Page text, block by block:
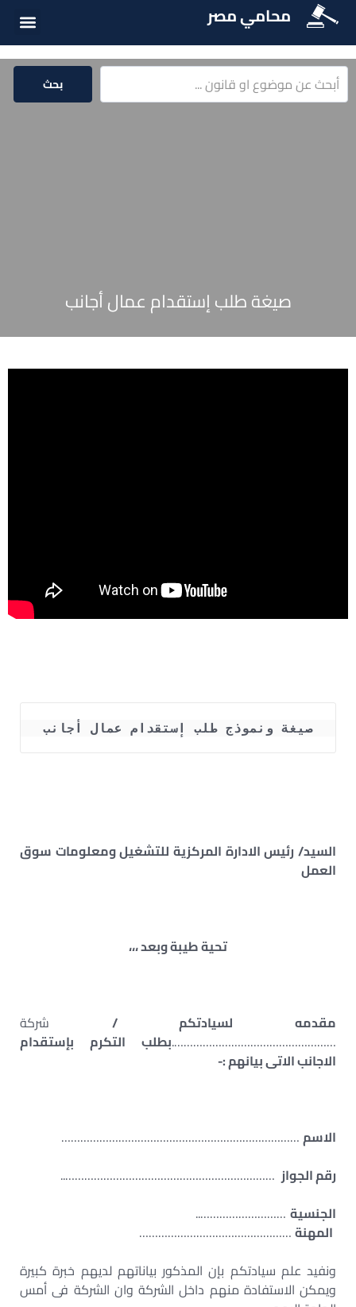
محامي مصر
بحث
صيغة طلب إستقدام عمال أجانب
صيغة ونموذج طلب إستقدام عمال أجانب
السيد/ رئيس الادارة المركزية للتشغيل ومعلومات سوق
العمل
تحية طيبة وبعد ،،،
مقدمه لسيادتكم / شركة
…………………………………………….بطلب التكرم بإستقدام
الاجانب الاتى بيانهم :-
الاسم…………………………………………………………………
رقم الجواز…………………………………………………………..
الجنسية ………………………..
المهنة…………………………………………
ونفيد علم سيادتكم بإن المذكور بياناتهم لديهم خبرة كبيرة
ويمكن الاستفادة منهم داخل الشركة وان الشركة فى أمس